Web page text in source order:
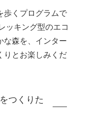
歩くプログラムで
ッキング型のエコ
な森を、インター
りとお楽しみくだ
つくりた